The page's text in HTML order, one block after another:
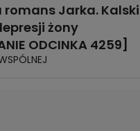
romans Jarka. Kalski
żony
ODCINKA 4259]